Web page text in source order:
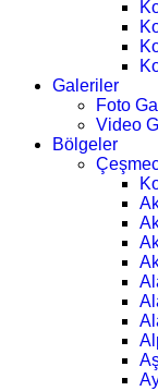
Galeriler
Foto
Video
Bölgeler